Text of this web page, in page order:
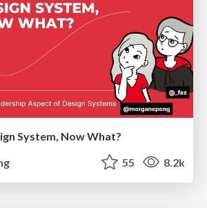
System, Now What?
55 8.2k